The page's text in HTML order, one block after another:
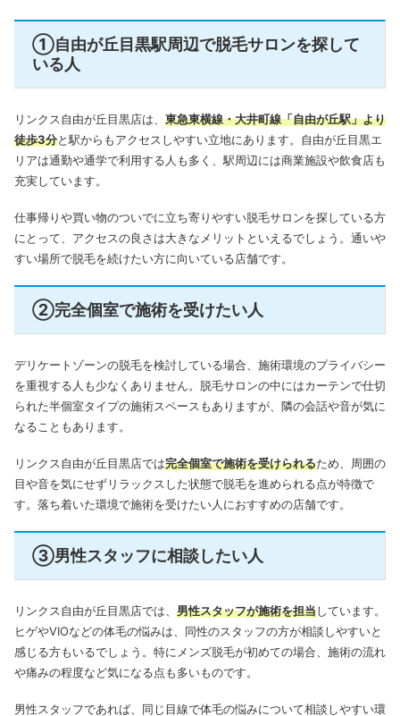
①自由が丘目黒駅周辺で脱毛サロンを探して
いる人
リンクス自由が丘目黒店は、 東急東横線・大井町線「自由が丘駅」より
徒歩3分と駅からもアクセスしやすい立地にあります。自由が丘目黒エ
リアは通勤や通学で利用する人も多く、駅周辺には商業施設や飲食店も
充実しています。
仕事帰りや買い物のついでに立ち寄りやすい脱毛サロンを探している方
にとって、アクセスの良さは大きなメリットといえるでしょう。通いや
すい場所で脱毛を続けたい方に向いている店舗です。
②完全個室で施術を受けたい人
デリケートゾーンの脱毛を検討している場合、施術環境のプライバシー
を重視する人も少なくありません。脱毛サロンの中にはカーテンで仕切
られた半個室タイプの施術スペースもありますが、隣の会話や音が気に
なることもあります。
リンクス自由が丘目黒店では完全個室で施術を受けられるため、周囲の
目や音を気にせずリラックスした状態で脱毛を進められる点が特徴で
す。落ち着いた環境で施術を受けたい人におすすめの店舗です。
③男性スタッフに相談したい人
リンクス自由が丘目黒店では、 男性スタッフが施術を担当しています。
ヒゲやVIOなどの体毛の悩みは、同性のスタッフの方が相談しやすいと
感じる方もいるでしょう。特にメンズ脱毛が初めての場合、施術の流れ
や痛みの程度など気になる点も多いものです。
男性スタッフであれば、同じ目線で体毛の悩みについて相談しやすい環